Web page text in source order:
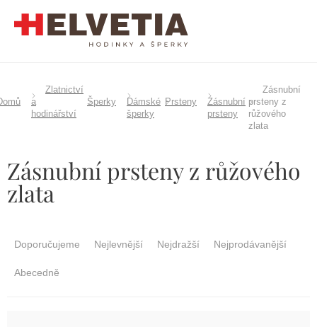
Zlatnictví
a
hodinářství
Šperky
Dámské
šperky
Prsteny
Zásnubní
prsteny
Zásnubní
prsteny z
růžového
zlata
Zásnubní prsteny z růžového
zlata
Doporučujeme Nejlevnější Nejdražší Nejprodávanější
Abecedně